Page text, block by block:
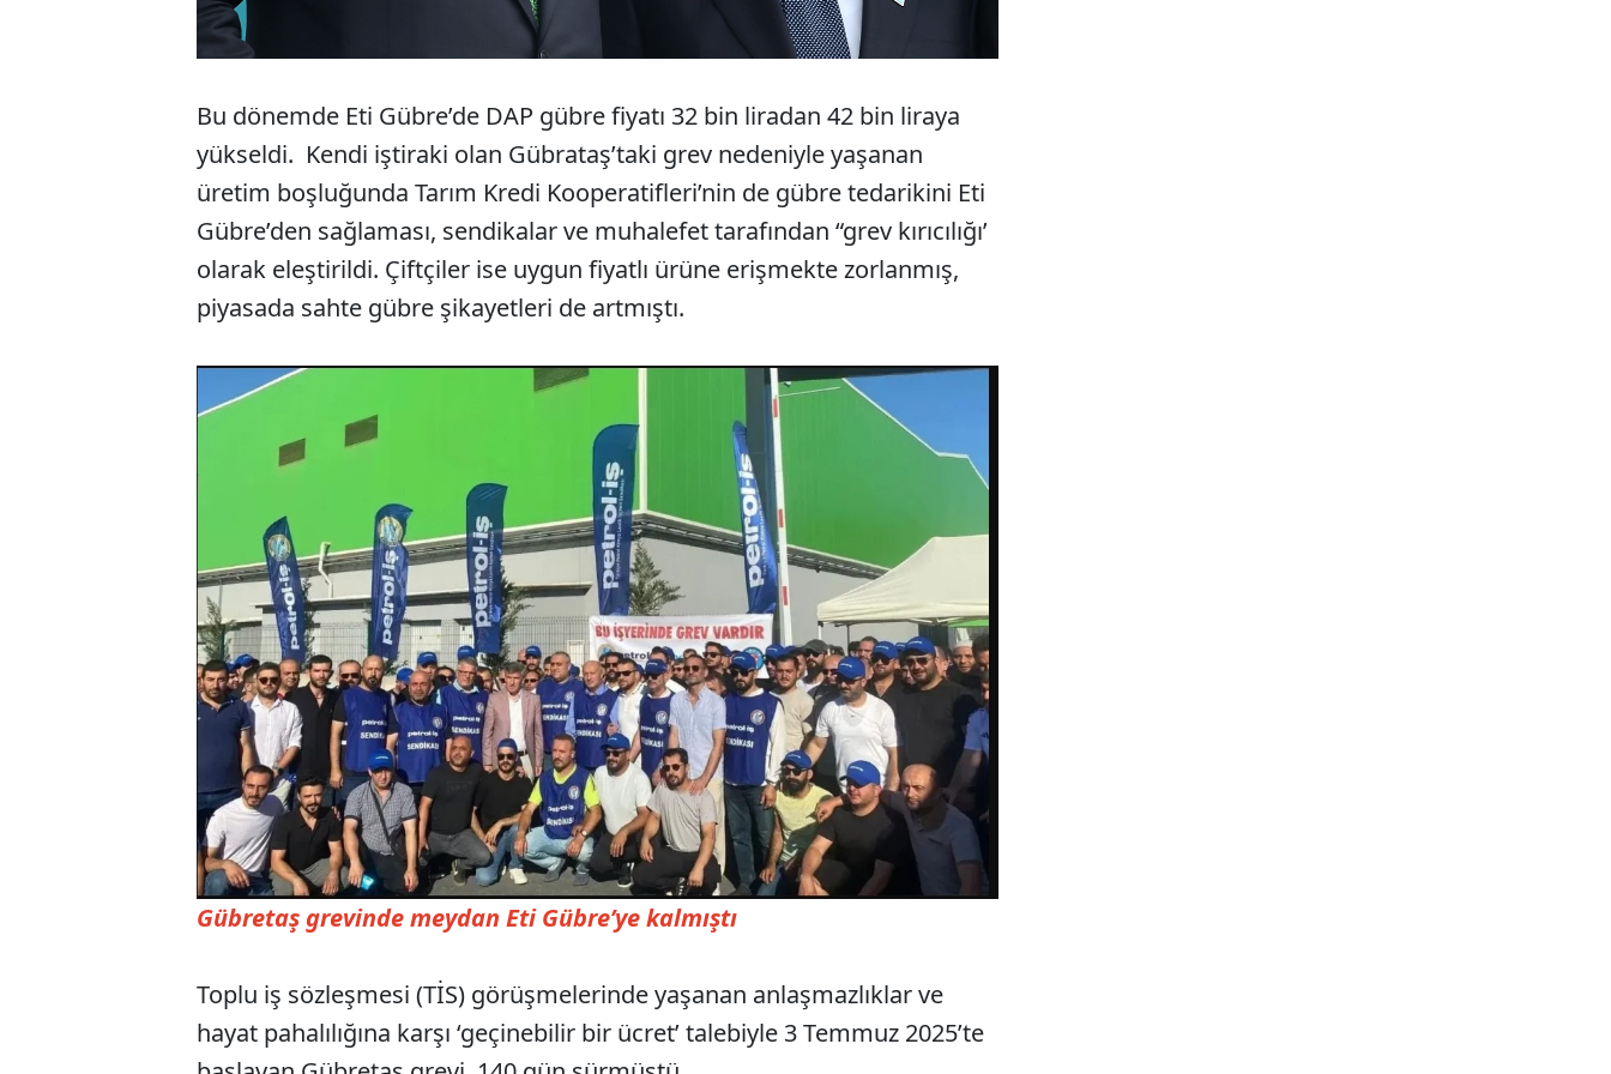
Bu dönemde Eti Gübre’de DAP gübre fiyatı 32 bin liradan 42 bin liraya
yükseldi. Kendi iştiraki olan Gübrataş’taki grev nedeniyle yaşanan
üretim boşluğunda Tarım Kredi Kooperatifleri’nin de gübre tedarikini Eti
Gübre’den sağlaması, sendikalar ve muhalefet tarafından “grev kırıcılığı’
olarak eleştirildi. Çiftçiler ise uygun fiyatlı ürüne erişmekte zorlanmış,
piyasada sahte gübre şikayetleri de artmıştı.
Gübretaş grevinde meydan Eti Gübre’ye kalmıştı
Toplu iş sözleşmesi (TİS) görüşmelerinde yaşanan anlaşmazlıklar ve
hayat pahalılığına karşı ‘geçinebilir bir ücret’ talebiyle 3 Temmuz 2025’te